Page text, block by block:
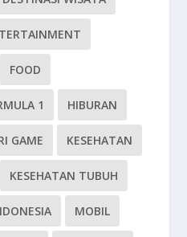
FOOD
1 HIBURAN
GAME KESEHATAN
KESEHATAN TUBUH
MOBIL